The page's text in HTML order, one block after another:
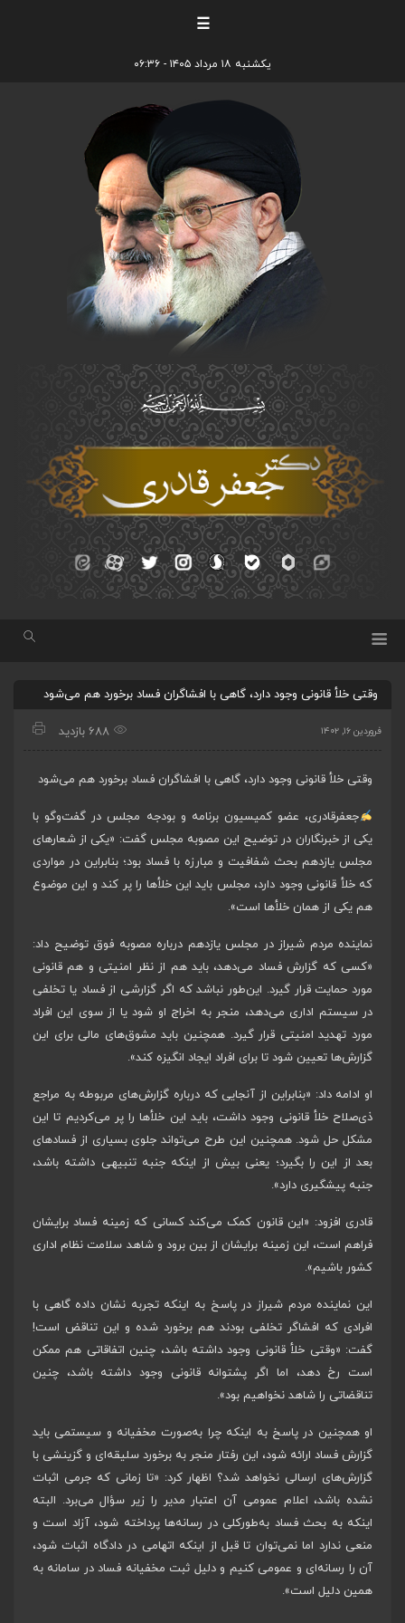
☰
یکشنبه ۱۸ مرداد ۱۴۰۵ - ۰۶:۳۶
وقتی خلأ قانونی وجود دارد، گاهی با افشاگران فساد برخورد هم می‌شود
فروردین ۱۶, ۱۴۰۲ 688 بازدید
وقتی خلأ قانونی وجود دارد، گاهی با افشاگران فساد برخورد هم می‌شود
جعفرقادری، عضو کمیسیون برنامه و بودجه مجلس در گفت‌وگو با
یکی از خبرنگاران در توضیح این مصوبه مجلس گفت: «یکی از شعارهای
مجلس یازدهم بحث شفافیت و مبارزه با فساد بود؛ بنابراین در مواردی
که خلأ قانونی وجود دارد، مجلس باید این خلأها را پر کند و این موضوع
هم یکی از همان خلأها است».
نماینده مردم شیراز در مجلس یازدهم درباره مصوبه فوق توضیح داد:
«کسی که گزارش فساد می‌دهد، باید هم از نظر امنیتی و هم قانونی
مورد حمایت قرار گیرد. این‌طور نباشد که اگر گزارشی از فساد یا تخلفی
در سیستم اداری می‌دهد، منجر به اخراج او شود یا از سوی این افراد
مورد تهدید امنیتی قرار گیرد. همچنین باید مشوق‌های مالی برای این
گزارش‌ها تعیین شود تا برای افراد ایجاد انگیزه کند».
او ادامه داد: «بنابراین از آنجایی که درباره گزارش‌های مربوطه به مراجع
ذی‌صلاح خلأ قانونی وجود داشت، باید این خلأها را پر می‌کردیم تا این
مشکل حل شود. همچنین این طرح می‌تواند جلوی بسیاری از فسادهای
بعد از این را بگیرد؛ یعنی بیش از اینکه جنبه تنبیهی داشته باشد،
جنبه پیشگیری دارد».
قادری افزود: «این قانون کمک می‌کند کسانی که زمینه فساد برایشان
فراهم است، این زمینه برایشان از بین برود و شاهد سلامت نظام اداری
کشور باشیم».
این نماینده مردم شیراز در پاسخ به اینکه تجربه نشان داده گاهی با
افرادی که افشاگر تخلفی بودند هم برخورد شده و این تناقض است!
گفت: «وقتی خلأ قانونی وجود داشته باشد، چنین اتفاقاتی هم ممکن
است رخ دهد، اما اگر پشتوانه قانونی وجود داشته باشد، چنین
تناقضاتی را شاهد نخواهیم بود».
او همچنین در پاسخ به اینکه چرا به‌صورت مخفیانه و سیستمی باید
گزارش فساد ارائه شود، این رفتار منجر به برخورد سلیقه‌ای و گزینشی با
گزارش‌های ارسالی نخواهد شد؟ اظهار کرد: «تا زمانی که جرمی اثبات
نشده باشد، اعلام عمومی آن اعتبار مدیر را زیر سؤال می‌برد. البته
اینکه به بحث فساد به‌طور‌کلی در رسانه‌ها پرداخته شود، آزاد است و
منعی ندارد‌ اما نمی‌توان تا قبل از اینکه اتهامی در دادگاه اثبات شود،
آن را رسانه‌ای و عمومی کنیم و دلیل ثبت مخفیانه فساد در سامانه به
همین دلیل است».